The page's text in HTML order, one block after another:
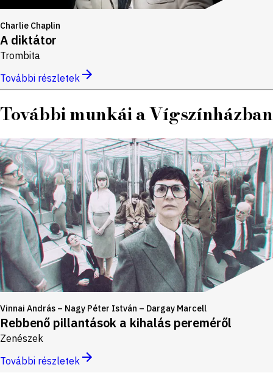
Charlie Chaplin
A diktátor
Trombita
További részletek
További munkái a Vígszínházban
Vinnai András – Nagy Péter István – Dargay Marcell
Rebbenő pillantások a kihalás pereméről
Zenészek
További részletek